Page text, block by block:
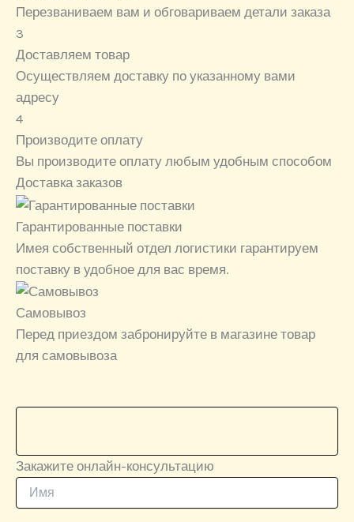
Перезваниваем вам и обговариваем детали заказа
3
Доставляем товар
Осуществляем доставку по указанному вами
адресу
4
Производите оплату
Вы производите оплату любым удобным способом
Доставка заказов
Гарантированные поставки
Имея собственный отдел логистики гарантируем
поставку в удобное для вас время.
Самовывоз
Перед приездом забронируйте в магазине товар
для самовывоза
Закажите онлайн-консультацию